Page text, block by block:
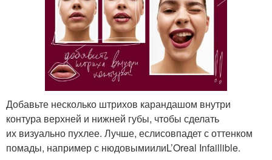
Добавьте несколько штрихов карандашом внутри
контура верхней и нижней губы, чтобы сделать
их визуально пухлее. Лучше, еслисовпадет с оттенком
помады, например с нюдовымиилиL’Oreal Infaillible.